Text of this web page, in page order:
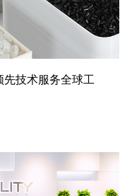
技术服务全球工